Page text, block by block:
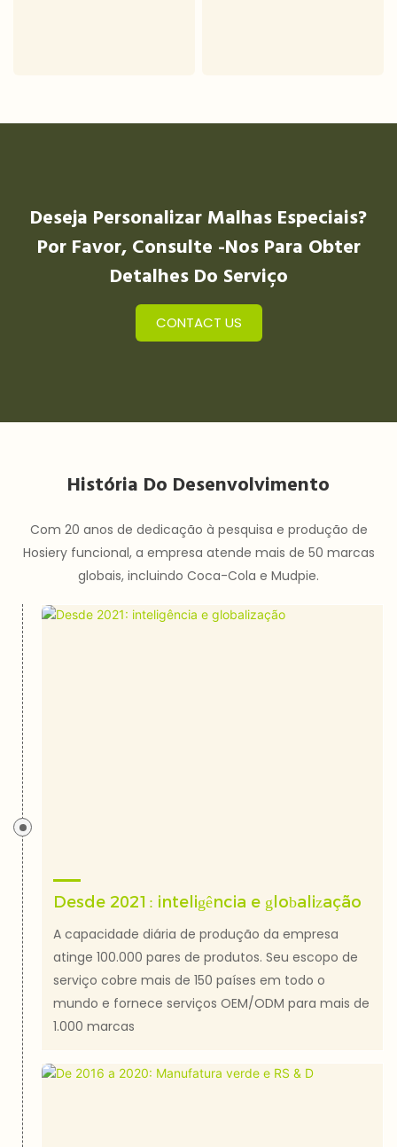
Deseja Personalizar Malhas Especiais?
Por Favor, Consulte -nos Para Obter
Detalhes Do Serviço
CONTACT US
História Do Desenvolvimento
Com 20 anos de dedicação à pesquisa e produção de
Hosiery funcional, a empresa atende mais de 50 marcas
globais, incluindo Coca-Cola e Mudpie.
Desde 2021: inteligência e globalização
A capacidade diária de produção da empresa
atinge 100.000 pares de produtos. Seu escopo de
serviço cobre mais de 150 países em todo o
mundo e fornece serviços OEM/ODM para mais de
1.000 marcas